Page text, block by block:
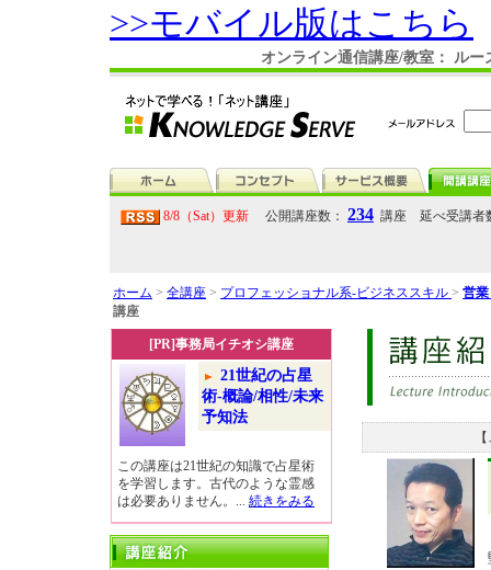
>>モバイル版はこちら
オンライン通信講座/教室： ル
8/8（Sat）更新 公開講座数： 234 講座 延べ受講者
ホーム > 全講座 > プロフェッショナル系-ビジネススキル > 営
講座
[PR]事務局イチオシ講座
21世紀の占星
術-概論/相性/未来
予知法
この講座は21世紀の知識で占星術
を学習します。古代のような霊感
は必要ありません。... 続きをみる